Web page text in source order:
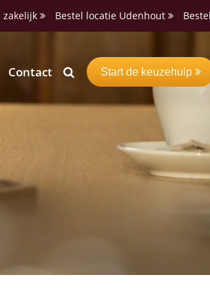
zakelijk Bestel locatie Udenhout
Contact Start de keuzehulp